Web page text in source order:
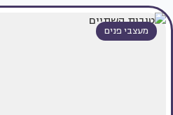
מעצבי פנים